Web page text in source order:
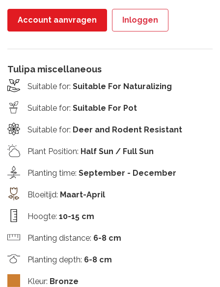
Account aanvragen Inloggen
Tulipa miscellaneous
Suitable for: Suitable For Naturalizing
Suitable for: Suitable For Pot
Suitable for: Deer and Rodent Resistant
Plant Position: Half Sun / Full Sun
Planting time: September - December
Bloeitijd: Maart-April
Hoogte: 10-15 cm
Planting distance: 6-8 cm
Planting depth: 6-8 cm
Kleur: Bronze